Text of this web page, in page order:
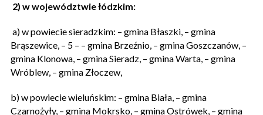
2) w województwie łódzkim:
a) w powiecie sieradzkim: – gmina Błaszki, – gmina
Brąszewice, – 5 – – gmina Brzeźnio, – gmina Goszczanów, –
gmina Klonowa, – gmina Sieradz, – gmina Warta, – gmina
Wróblew, – gmina Złoczew,
b) w powiecie wieluńskim: – gmina Biała, – gmina
Czarnożyły, – gmina Mokrsko, – gmina Ostrówek, – gmina